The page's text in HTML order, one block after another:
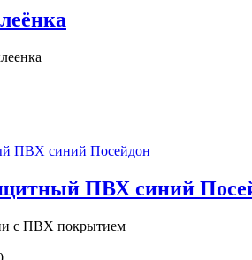
ПВХ синий
с ПВХ покрытием